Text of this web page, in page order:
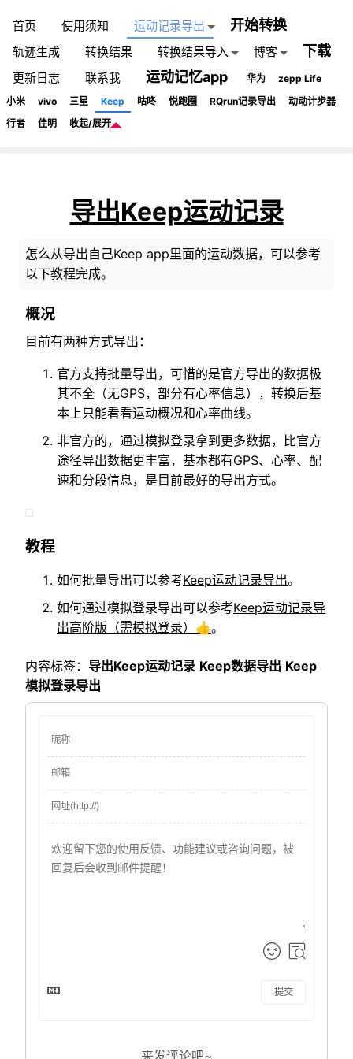
首页 使用须知 运动记录导出 开始转换
轨迹生成 转换结果 转换结果导入 博客 下载
更新日志 联系我 运动记忆app 华为
zepp Life
小米
vivo 三星 Keep 咕咚 悦跑圈 RQrun记录导出
动动计步器
行者
佳明 收起/展开
导出Keep运动记录
怎么从导出自己Keep app里面的运动数据，可以参考
以下教程完成。
概况
目前有两种方式导出：
官方支持批量导出，可惜的是官方导出的数据极
其不全（无GPS，部分有心率信息），转换后基
本上只能看看运动概况和心率曲线。
非官方的，通过模拟登录拿到更多数据，比官方
途径导出数据更丰富，基本都有GPS、心率、配
速和分段信息，是目前最好的导出方式。
教程
如何批量导出可以参考Keep运动记录导出。
如何通过模拟登录导出可以参考Keep运动记录导
出高阶版（需模拟登录）👍。
内容标签： 导出Keep运动记录 Keep数据导出 Keep
模拟登录导出
提交
来发评论吧~